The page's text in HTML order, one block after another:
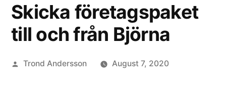
Skicka företagspaket
till och från Björna
Posted
Trond Andersson August 7, 2020